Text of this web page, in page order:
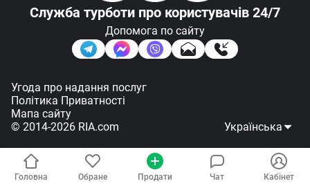
Підписатись Фільтр
Головна Обране Продати Чат Кабінет
Служба турботи про користувачів 24/7
Допомога по сайту
© 2014-2026 RIA.com
Угода про надання послуг
Політика Приватності
Мапа сайту
Українська